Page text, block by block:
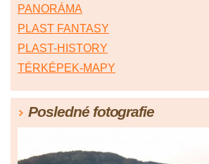
PANORÁMA
PLAST FANTASY
PLAST-HISTORY
TÉRKÉPEK-MAPY
Posledné fotografie